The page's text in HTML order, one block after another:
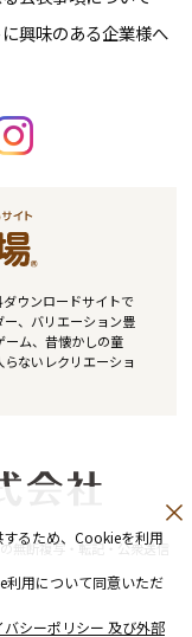
興味のある企業様へ
ウンロードサイトで
、バリエーション豊
ーム、昔懐かしの童
ないレクリエーショ
無断複写・転記・公衆送信
るため、Cookieを利用
用について同意いただ
バシーポリシー 及び外部